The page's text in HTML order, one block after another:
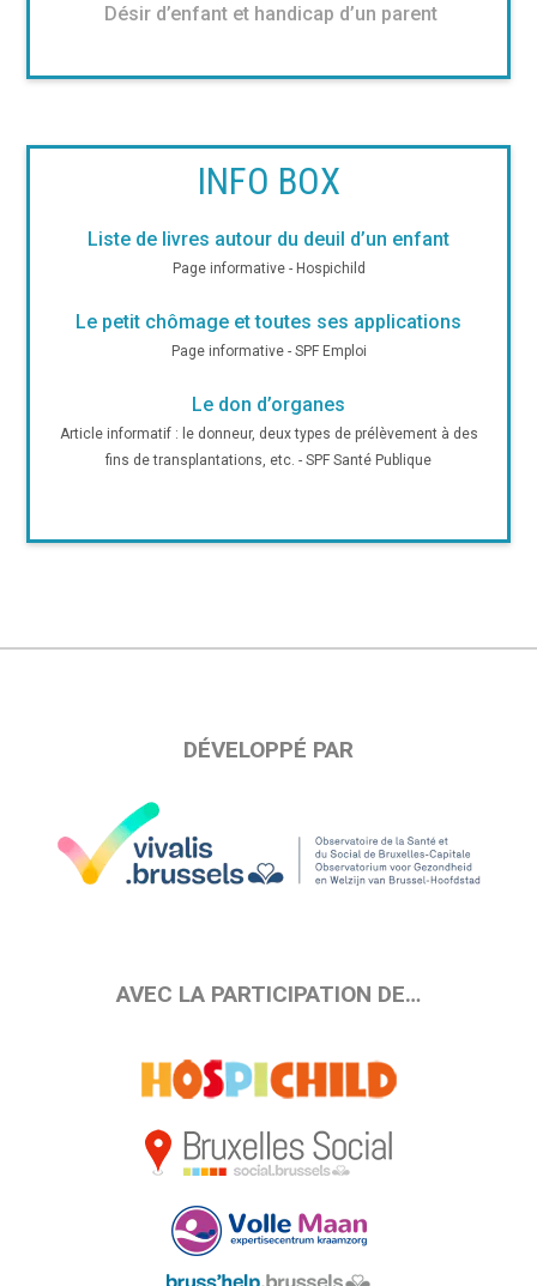
Désir d’enfant et handicap d’un parent
INFO BOX
Liste de livres autour du deuil d’un enfant
Page informative - Hospichild
Le petit chômage et toutes ses applications
Page informative - SPF Emploi
Le don d’organes
Article informatif : le donneur, deux types de prélèvement à des
fins de transplantations, etc. - SPF Santé Publique
DÉVELOPPÉ PAR
AVEC LA PARTICIPATION DE…